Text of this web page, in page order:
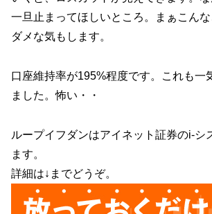
一旦止まってほしいところ。まぁこん
ダメな気もします。
口座維持率が195%程度です。これも一
ました。怖い・・
ループイフダンはアイネット証券のi-シ
ます。
詳細は↓までどうぞ。